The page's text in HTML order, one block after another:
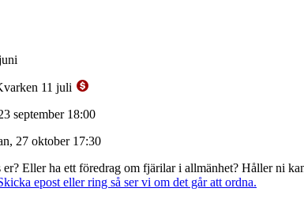
11 juli
september 18:00
27 oktober 17:30
Eller ha ett föredrag om fjärilar i allmänhet? Håller ni
epost eller ring så ser vi om det går att ordna.